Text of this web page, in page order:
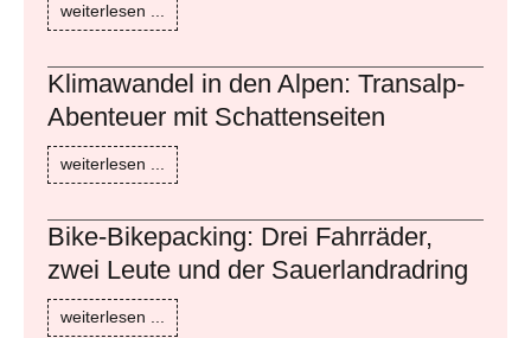
weiterlesen ...
Klimawandel in den Alpen: Transalp-
Abenteuer mit Schattenseiten
weiterlesen ...
Bike-Bikepacking: Drei Fahrräder,
zwei Leute und der Sauerlandradring
weiterlesen ...